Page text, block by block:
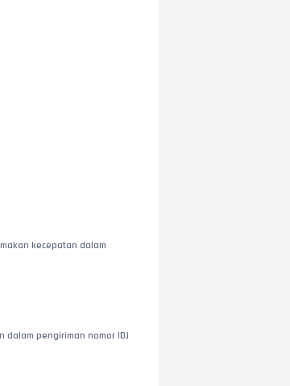
kecepatan dalam
dalam pengiriman nomor ID)